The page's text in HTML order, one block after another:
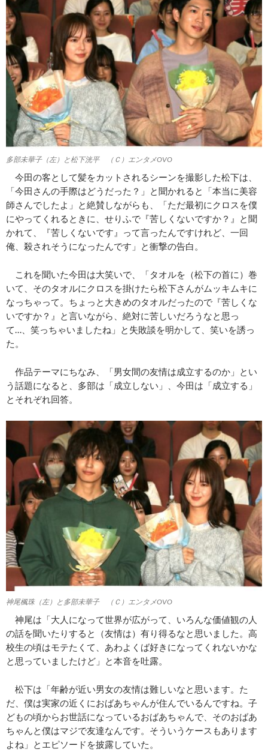
多部未華子（左）と松下洸平 （Ｃ）エンタメOVO
今田の客として髪をカットされるシーンを撮影した松下は、
「今田さんの手際はどうだった？」と聞かれると「本当に美容
師さんでしたよ」と絶賛しながらも、「ただ最初にクロスを僕
にやってくれるときに、せりふで『苦しくないですか？』と聞
かれて、『苦しくないです』って言ったんですけれど、一回
俺、殺されそうになったんです」と衝撃の告白。
これを聞いた今田は大笑いで、「タオルを（松下の首に）巻
いて、そのタオルにクロスを掛けたら松下さんがムッキムキに
なっちゃって。ちょっと大きめのタオルだったので『苦しくな
いですか？』と言いながら、絶対に苦しいだろうなと思っ
て…、笑っちゃいましたね」と失敗談を明かして、笑いを誘っ
た。
作品テーマにちなみ、「男女間の友情は成立するのか」とい
う話題になると、多部は「成立しない」、今田は「成立する」
とそれぞれ回答。
神尾楓珠（左）と多部未華子 （Ｃ）エンタメOVO
神尾は「大人になって世界が広がって、いろんな価値観の人
の話を聞いたりすると（友情は）有り得るなと思いました。高
校生の頃はモテたくて、あわよくば好きになってくれないかな
と思っていましたけど」と本音を吐露。
松下は「年齢が近い男女の友情は難しいなと思います。た
だ、僕は実家の近くにおばあちゃんが住んでいるんですね。子
どもの頃からお世話になっているおばあちゃんで、そのおばあ
ちゃんと僕はマジで友達なんです。そういうケースもあります
よね」とエピソードを披露していた。